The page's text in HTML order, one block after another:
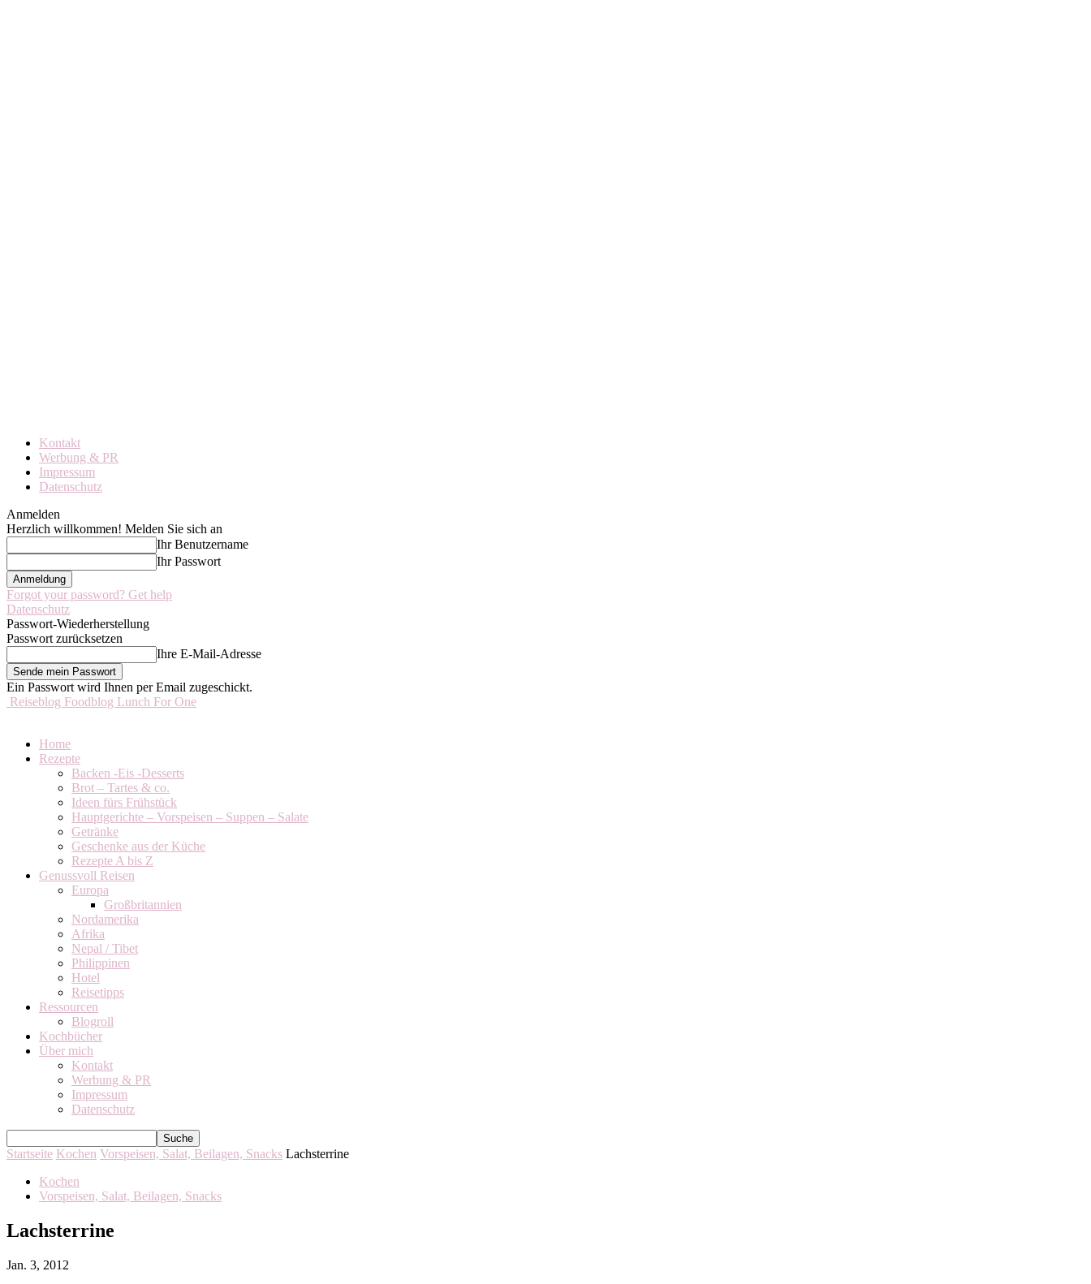
Kontakt
Werbung & PR
Impressum
Datenschutz
Anmelden
Herzlich willkommen! Melden Sie sich an
Ihr Benutzername
Ihr Passwort
Forgot your password? Get help
Datenschutz
Passwort-Wiederherstellung
Passwort zurücksetzen
Ihre E-Mail-Adresse
Ein Passwort wird Ihnen per Email zugeschickt.
Reiseblog Foodblog Lunch For One
Home
Rezepte
Backen -Eis -Desserts
Brot – Tartes & co.
Ideen fürs Frühstück
Hauptgerichte – Vorspeisen – Suppen – Salate
Getränke
Geschenke aus der Küche
Rezepte A bis Z
Genussvoll Reisen
Europa
Großbritannien
Nordamerika
Afrika
Nepal / Tibet
Philippinen
Hotel
Reisetipps
Ressourcen
Blogroll
Kochbücher
Über mich
Kontakt
Werbung & PR
Impressum
Datenschutz
Startseite Kochen Vorspeisen, Salat, Beilagen, Snacks Lachsterrine
Kochen
Vorspeisen, Salat, Beilagen, Snacks
Lachsterrine
Jan. 3, 2012